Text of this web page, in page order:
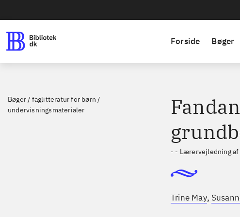
Forside Bøger
Bøger / faglitteratur for børn /
undervisningsmaterialer
- - Lærervejledning af
Trine May,